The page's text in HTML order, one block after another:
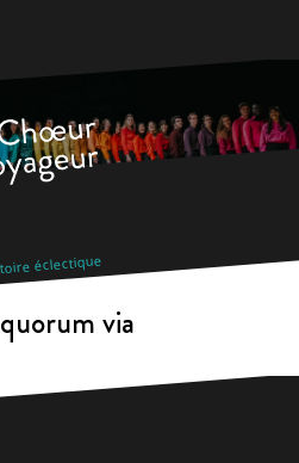
éclectique
via